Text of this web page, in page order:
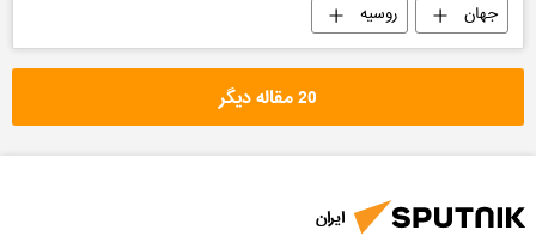
جهان روسیه
20 مقاله دیگر
ایران